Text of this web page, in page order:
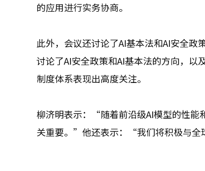
的应用进行实务协商。
此外，会议还讨论了AI基本法和AI安全
讨论了AI安全政策和AI基本法的方向，
制度体系表现出高度关注。
柳济明表示：“随着前沿级AI模型的性能
关重要。”他还表示：“我们将积极与全